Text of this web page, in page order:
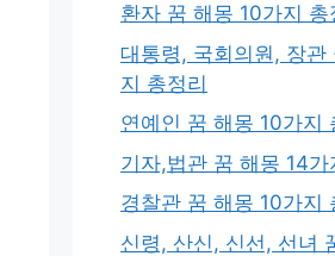
환자 꿈 해몽 10가지 총
대통령, 국회의원, 장관
지 총정리
연예인 꿈 해몽 10가지
기자,법관 꿈 해몽 14가
경찰관 꿈 해몽 10가지
신령, 산신, 신선, 선녀